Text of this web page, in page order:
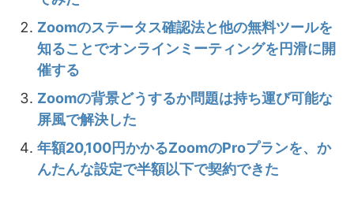
Zoomのステータス確認法と他の無料ツールを
知ることでオンラインミーティングを円滑に開
催する
Zoomの背景どうするか問題は持ち運び可能な
屏風で解決した
年額20,100円かかるZoomのProプランを、か
んたんな設定で半額以下で契約できた